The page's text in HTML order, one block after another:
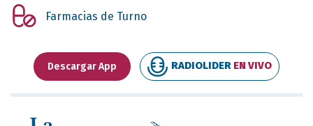
Farmacias de Turno
Descargar App RADIOLIDER EN VIVO